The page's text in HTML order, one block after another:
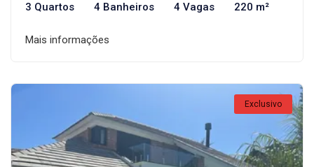
3 Quartos 4 Banheiros 4 Vagas 220 m²
Mais informações
Exclusivo